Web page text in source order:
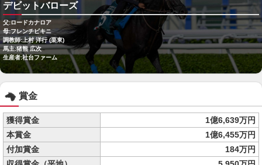
デビットバローズ
父:ロードカナロア
母:フレンチビキニ
調教師:上村 洋行 (栗東)
馬主:猪熊 広次
生産者:社台ファーム
賞金
獲得賞金
1億6,639万円
本賞金
1億6,455万円
付加賞金
184万円